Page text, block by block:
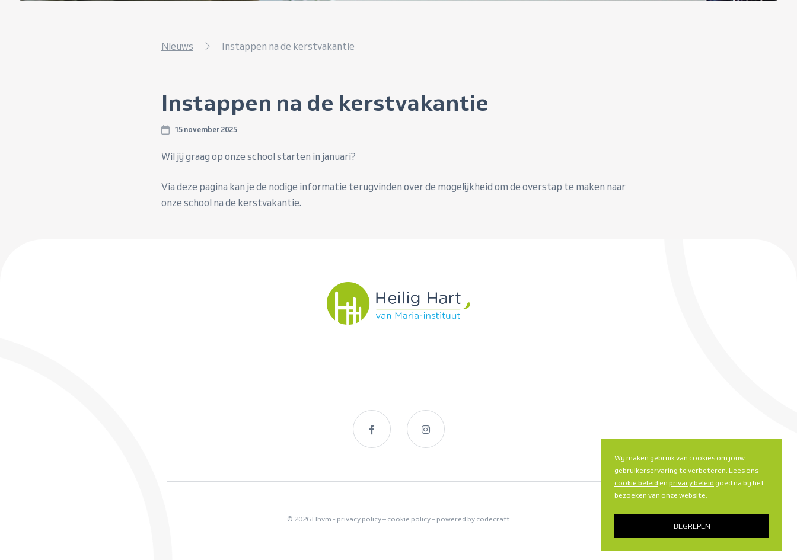
Nieuws Instappen na de kerstvakantie
Instappen na de kerstvakantie
15 november 2025
Wil jij graag op onze school starten in januari?
Via deze pagina kan je de nodige informatie terugvinden over de mogelijkheid om de overstap te maken naar
onze school na de kerstvakantie.
© 2026 Hhvm - privacy policy– cookie policy– powered by codecraft
Wij maken gebruik van cookies om jouw
gebruikerservaring te verbeteren. Lees ons
cookie beleid en privacy beleid goed na bij het
bezoeken van onze website.
BEGREPEN